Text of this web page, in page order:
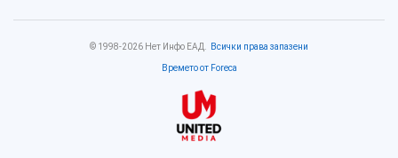
© 1998-2026 Нет Инфо ЕАД. Всички права запазени
Времето от Foreca